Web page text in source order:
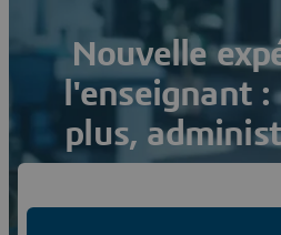
Nouvelle
l'enseignant
plus,
vos étudiants et concentrez-